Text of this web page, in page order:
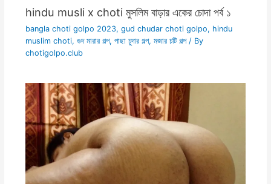
hindu musli x choti মুসলিম বাড়ার একের চোদা পর্ব ১
bangla choti golpo 2023, gud chudar choti golpo, hindu
muslim choti, গুদ মারার গল্প, পাছা চুদার গল্প, মজার চটি গল্প/ By
chotigolpo.club